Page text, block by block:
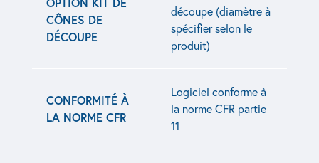
CÔNES DE
DÉCOUPE
découpe (diamètre à
spécifier selon le
produit)
CONFORMITÉ À
LA NORME CFR
Logiciel conforme à
la norme CFR partie
11